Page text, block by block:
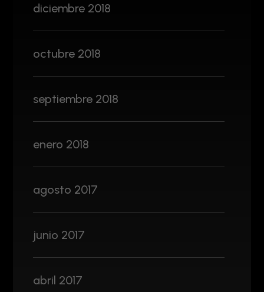
diciembre 2018
octubre 2018
septiembre 2018
enero 2018
agosto 2017
junio 2017
abril 2017